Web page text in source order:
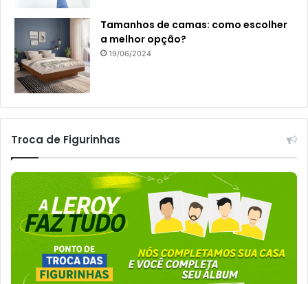
Tamanhos de camas: como escolher
a melhor opção?
19/06/2024
Troca de Figurinhas